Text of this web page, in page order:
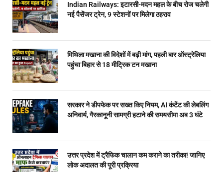
Indian Railways: इटारसी-मदन महल के बीच रोज चलेगी
नई पैसेंजर ट्रेन, 9 स्टेशनों पर मिलेगा ठहराव
मिथिला मखाना की विदेशों में बढ़ी मांग, पहली बार ऑस्ट्रेलिया
पहुंचा बिहार से 18 मीट्रिक टन मखाना
सरकार ने डीपफेक पर सख्त किए नियम, AI कंटेंट की लेबलिंग
अनिवार्य, गैरकानूनी सामग्री हटाने की समयसीमा अब 3 घंटे
उत्तर प्रदेश में ट्रैफिक चालान कम कराने का तरीका! जानिए
लोक अदालत की पूरी प्रक्रिया